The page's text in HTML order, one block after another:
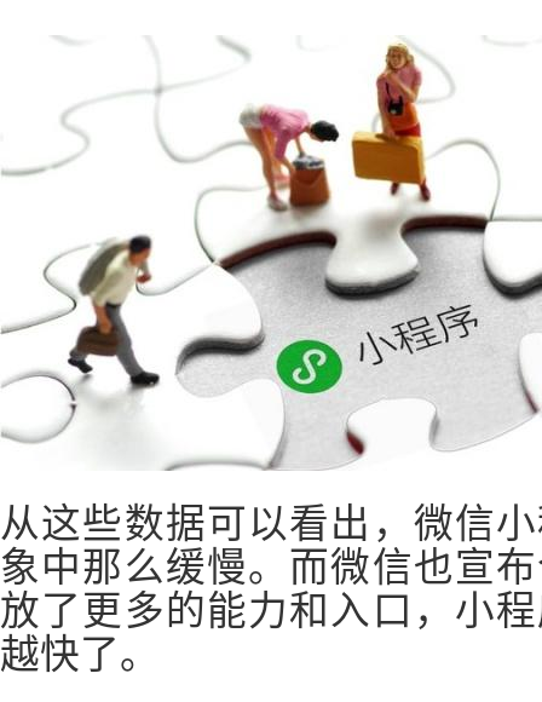
从这些数据可以看出，微信
象中那么缓慢。而微信也宣
放了更多的能力和入口，小
越快了。